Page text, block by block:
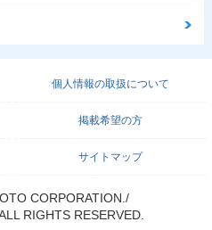
個人情報の取扱について
掲載希望の方
サイトマップ
CORPORATION./
RIGHTS RESERVED.